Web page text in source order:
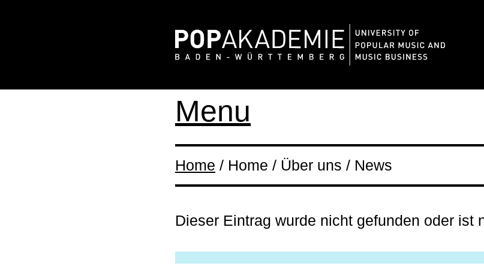
Menu
Home / Home / Über uns / News
Dieser Eintrag wurde nicht gefunden oder ist